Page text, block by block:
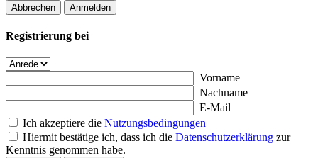
Abbrechen Anmelden
Registrierung bei
Vorname
Nachname
E-Mail
Ich akzeptiere die Nutzungsbedingungen
Hiermit bestätige ich, dass ich die Datenschutzerklärung zur
Kenntnis genommen habe.